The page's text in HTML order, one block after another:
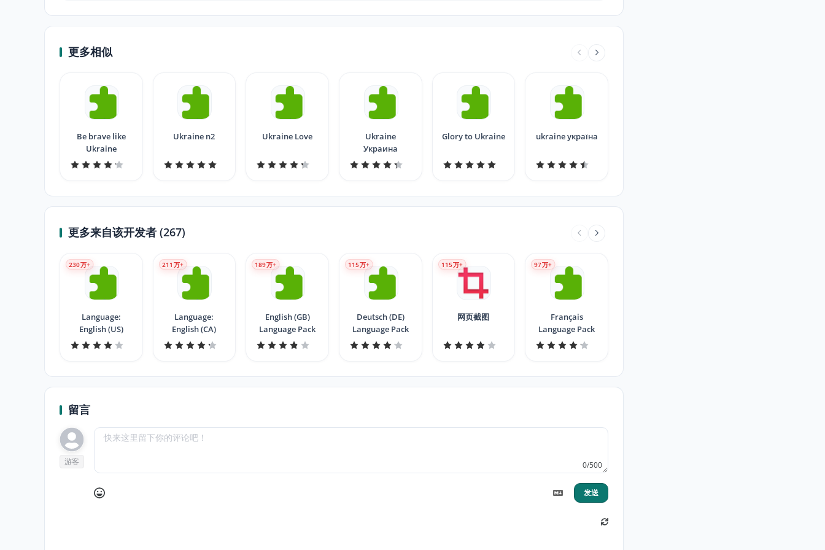
更多相似
Be brave like
Ukraine
Ukraine n2 Ukraine Love
Ukraine
Украина
Glory to Ukraine ukraine україна
更多来自该开发者 (267)
Language:
English (US)
230万+
Language:
English (CA)
211 万+
English (GB)
Language Pack
189万+
Deutsch (DE)
Language Pack
115万+
网页截图
115万+
Français
Language Pack
97万+
留言
游客 0/500
发送